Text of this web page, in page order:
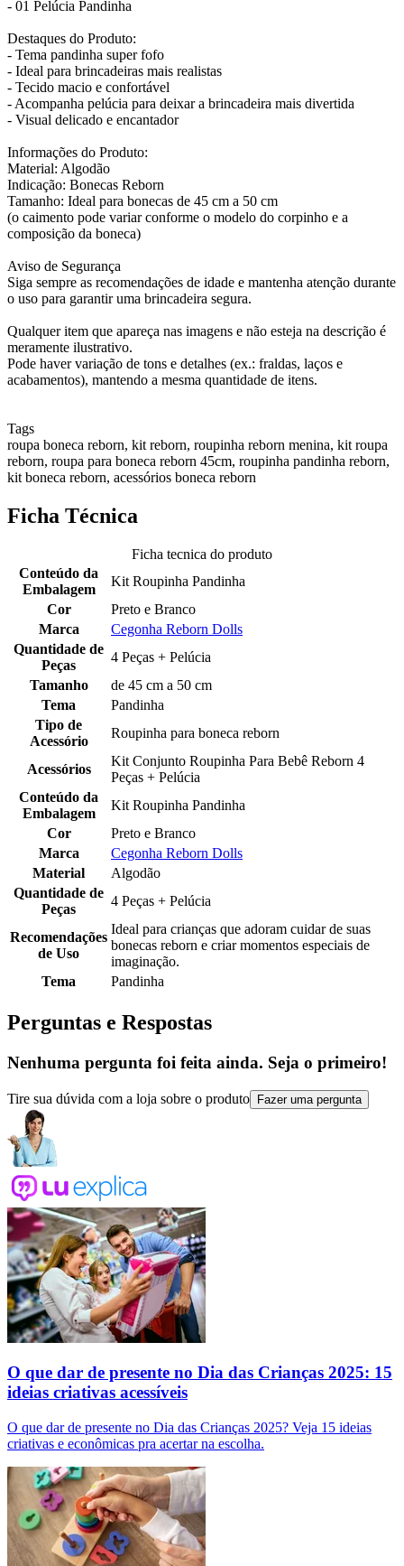
- 01 Pelúcia Pandinha
Destaques do Produto:
- Tema pandinha super fofo
- Ideal para brincadeiras mais realistas
- Tecido macio e confortável
- Acompanha pelúcia para deixar a brincadeira mais divertida
- Visual delicado e encantador
Informações do Produto:
Material: Algodão
Indicação: Bonecas Reborn
Tamanho: Ideal para bonecas de 45 cm a 50 cm
(o caimento pode variar conforme o modelo do corpinho e a
composição da boneca)
Aviso de Segurança
Siga sempre as recomendações de idade e mantenha atenção durante
o uso para garantir uma brincadeira segura.
Qualquer item que apareça nas imagens e não esteja na descrição é
meramente ilustrativo.
Pode haver variação de tons e detalhes (ex.: fraldas, laços e
acabamentos), mantendo a mesma quantidade de itens.
Tags
roupa boneca reborn, kit reborn, roupinha reborn menina, kit roupa
reborn, roupa para boneca reborn 45cm, roupinha pandinha reborn,
kit boneca reborn, acessórios boneca reborn
Ficha Técnica
Ficha tecnica do produto
Conteúdo da
Embalagem
Kit Roupinha Pandinha
Cor
Preto e Branco
Marca
Cegonha Reborn Dolls
Quantidade de
Peças
4 Peças + Pelúcia
Tamanho
de 45 cm a 50 cm
Tema
Pandinha
Tipo de
Acessório
Roupinha para boneca reborn
Acessórios
Kit Conjunto Roupinha Para Bebê Reborn 4
Peças + Pelúcia
Conteúdo da
Embalagem
Kit Roupinha Pandinha
Cor
Preto e Branco
Marca
Cegonha Reborn Dolls
Material
Algodão
Quantidade de
Peças
4 Peças + Pelúcia
Recomendações
de Uso
Ideal para crianças que adoram cuidar de suas
bonecas reborn e criar momentos especiais de
imaginação.
Tema
Pandinha
Perguntas e Respostas
Nenhuma pergunta foi feita ainda. Seja o primeiro!
Tire sua dúvida com a loja sobre o produto Fazer uma pergunta
O que dar de presente no Dia das Crianças 2025: 15
ideias criativas acessíveis
O que dar de presente no Dia das Crianças 2025? Veja 15 ideias
criativas e econômicas pra acertar na escolha.